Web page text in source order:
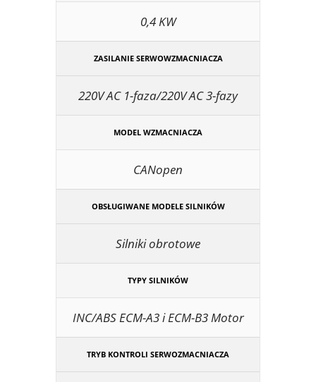
0,4 KW
ZASILANIE SERWOWZMACNIACZA
220V AC 1-faza/220V AC 3-fazy
MODEL WZMACNIACZA
CANopen
OBSŁUGIWANE MODELE SILNIKÓW
Silniki obrotowe
TYPY SILNIKÓW
INC/ABS ECM-A3 i ECM-B3 Motor
TRYB KONTROLI SERWOZMACNIACZA